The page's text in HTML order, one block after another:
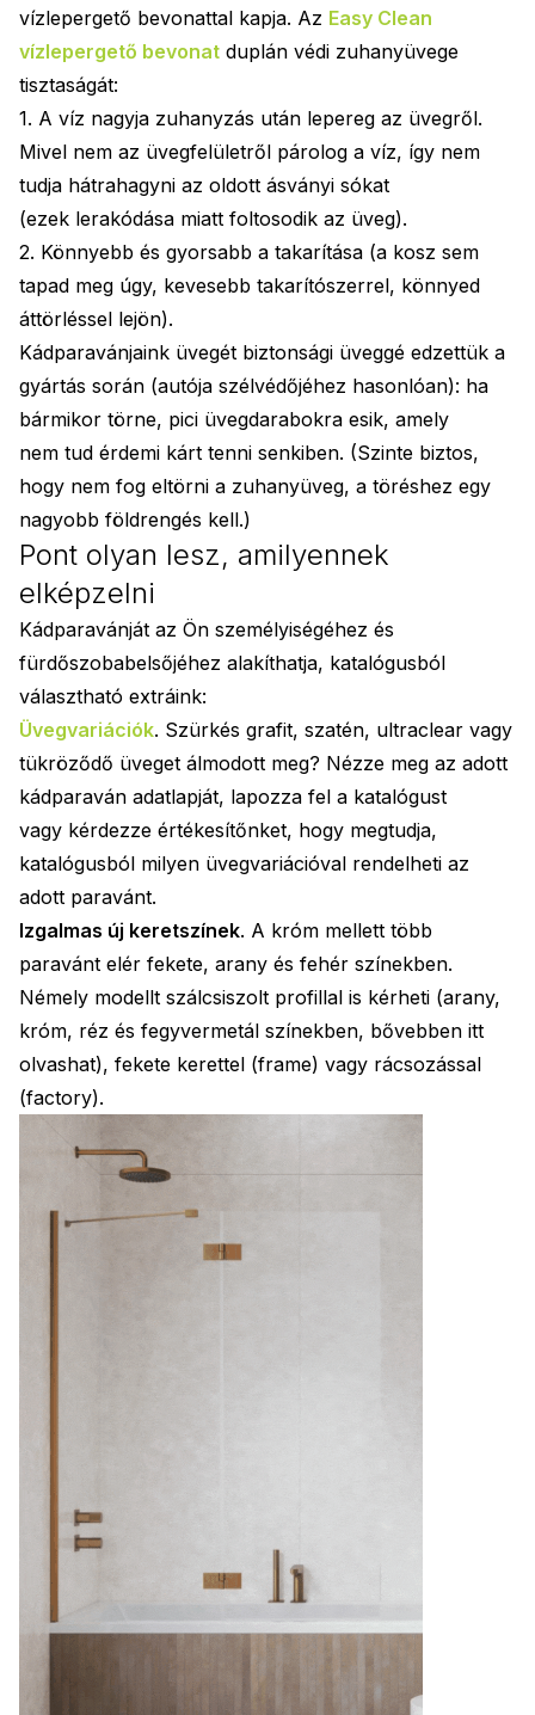
vízlepergető bevonattal kapja. Az Easy Clean
vízlepergető bevonat duplán védi zuhanyüvege
tisztaságát:
1. A víz nagyja zuhanyzás után lepereg az üvegről.
Mivel nem az üvegfelületről párolog a víz, így nem
tudja hátrahagyni az oldott ásványi sókat
(ezek lerakódása miatt foltosodik az üveg).
2. Könnyebb és gyorsabb a takarítása (a kosz sem
tapad meg úgy, kevesebb takarítószerrel, könnyed
áttörléssel lejön).
Kádparavánjaink üvegét biztonsági üveggé edzettük a
gyártás során (autója szélvédőjéhez hasonlóan): ha
bármikor törne, pici üvegdarabokra esik, amely
nem tud érdemi kárt tenni senkiben. (Szinte biztos,
hogy nem fog eltörni a zuhanyüveg, a töréshez egy
nagyobb földrengés kell.)
Pont olyan lesz, amilyennek
elképzelni
Kádparavánját az Ön személyiségéhez és
fürdőszobabelsőjéhez alakíthatja, katalógusból
választható extráink:
Üvegvariációk. Szürkés grafit, szatén, ultraclear vagy
tükröződő üveget álmodott meg? Nézze meg az adott
kádparaván adatlapját, lapozza fel a katalógust
vagy kérdezze értékesítőnket, hogy megtudja,
katalógusból milyen üvegvariációval rendelheti az
adott paravánt.
Izgalmas új keretszínek. A króm mellett több
paravánt elér fekete, arany és fehér színekben.
Némely modellt szálcsiszolt profillal is kérheti (arany,
króm, réz és fegyvermetál színekben, bővebben itt
olvashat), fekete kerettel (frame) vagy rácsozással
(factory).